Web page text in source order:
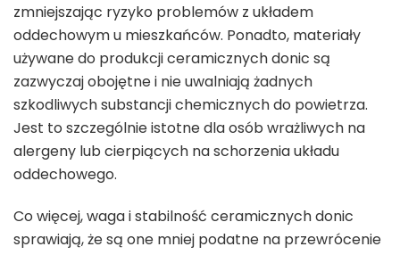
zmniejszając ryzyko problemów z układem
oddechowym u mieszkańców. Ponadto, materiały
używane do produkcji ceramicznych donic są
zazwyczaj obojętne i nie uwalniają żadnych
szkodliwych substancji chemicznych do powietrza.
Jest to szczególnie istotne dla osób wrażliwych na
alergeny lub cierpiących na schorzenia układu
oddechowego.
Co więcej, waga i stabilność ceramicznych donic
sprawiają, że są one mniej podatne na przewrócenie